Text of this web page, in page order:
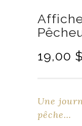
19,00 $
Une
pêche…